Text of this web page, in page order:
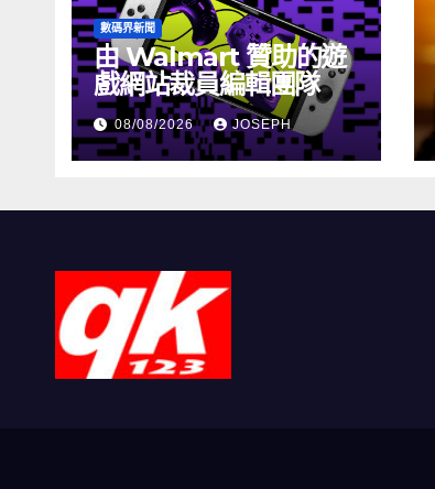
數碼界新聞
由 Walmart 贊助的遊
戲網站裁員編輯團隊
08/08/2026 JOSEPH